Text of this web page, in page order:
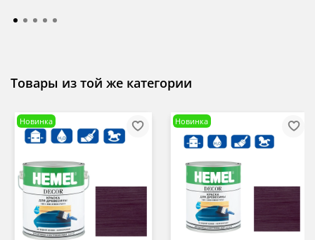
Товары из той же категории
Новинка Новинка